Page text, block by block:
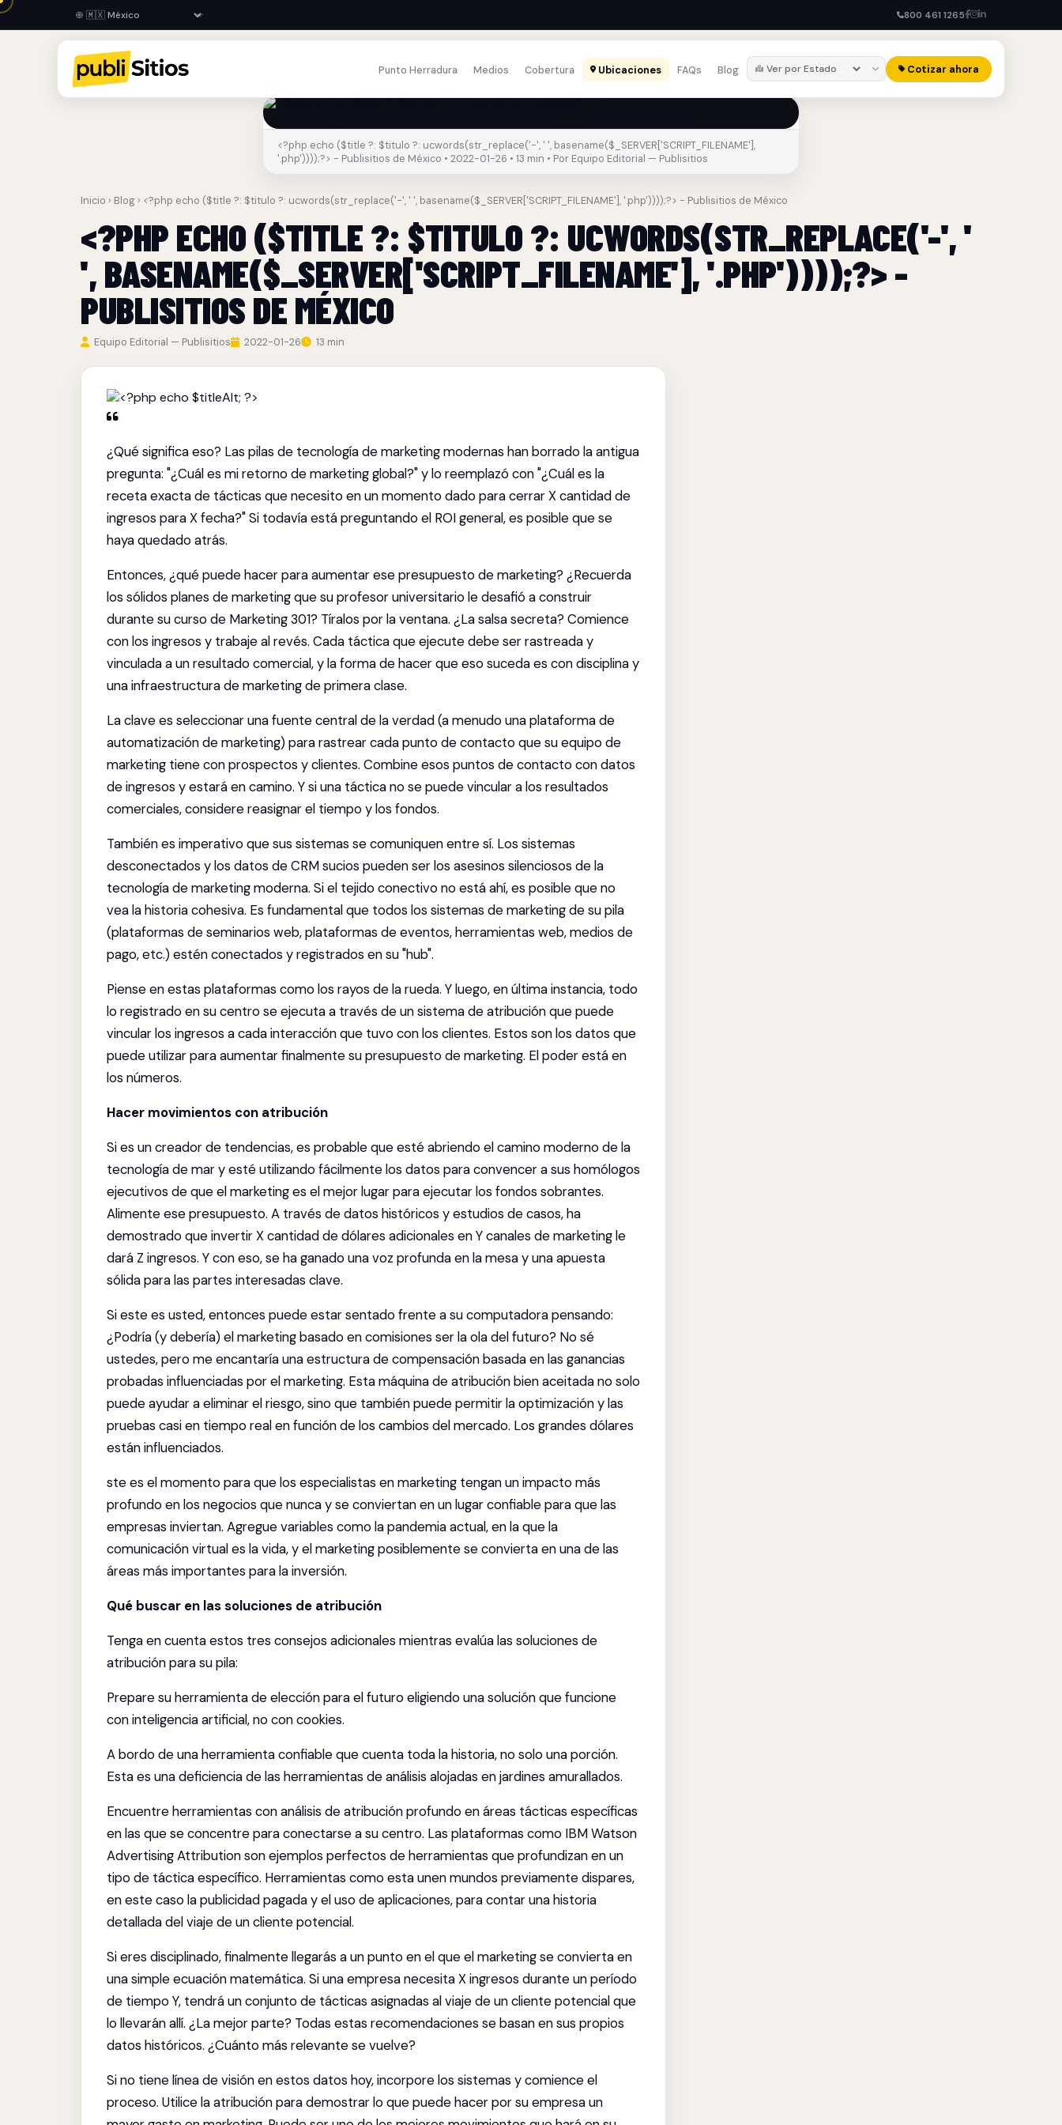
800 461 1265
Punto Herradura Medios Cobertura Ubicaciones FAQs Blog Cotizar ahora
<?php echo ($title ?: $titulo ?: ucwords(str_replace('-', ' ', basename($_SERVER['SCRIPT_FILENAME'],
'.php'))));?> - Publisitios de México • 2022-01-26 • 13 min • Por Equipo Editorial — Publisitios
Inicio › Blog › <?php echo ($title ?: $titulo ?: ucwords(str_replace('-', ' ', basename($_SERVER['SCRIPT_FILENAME'], '.php'))));?> - Publisitios de México
<?PHP ECHO ($TITLE ?: $TITULO ?: UCWORDS(STR_REPLACE('-', '
', BASENAME($_SERVER['SCRIPT_FILENAME'], '.PHP'))));?> -
PUBLISITIOS DE MÉXICO
Equipo Editorial — Publisitios 2022-01-26 13 min
¿Qué significa eso? Las pilas de tecnología de marketing modernas han borrado la antigua
pregunta: "¿Cuál es mi retorno de marketing global?" y lo reemplazó con "¿Cuál es la
receta exacta de tácticas que necesito en un momento dado para cerrar X cantidad de
ingresos para X fecha?" Si todavía está preguntando el ROI general, es posible que se
haya quedado atrás.
Entonces, ¿qué puede hacer para aumentar ese presupuesto de marketing? ¿Recuerda
los sólidos planes de marketing que su profesor universitario le desafió a construir
durante su curso de Marketing 301? Tíralos por la ventana. ¿La salsa secreta? Comience
con los ingresos y trabaje al revés. Cada táctica que ejecute debe ser rastreada y
vinculada a un resultado comercial, y la forma de hacer que eso suceda es con disciplina y
una infraestructura de marketing de primera clase.
La clave es seleccionar una fuente central de la verdad (a menudo una plataforma de
automatización de marketing) para rastrear cada punto de contacto que su equipo de
marketing tiene con prospectos y clientes. Combine esos puntos de contacto con datos
de ingresos y estará en camino. Y si una táctica no se puede vincular a los resultados
comerciales, considere reasignar el tiempo y los fondos.
También es imperativo que sus sistemas se comuniquen entre sí. Los sistemas
desconectados y los datos de CRM sucios pueden ser los asesinos silenciosos de la
tecnología de marketing moderna. Si el tejido conectivo no está ahí, es posible que no
vea la historia cohesiva. Es fundamental que todos los sistemas de marketing de su pila
(plataformas de seminarios web, plataformas de eventos, herramientas web, medios de
pago, etc.) estén conectados y registrados en su "hub".
Piense en estas plataformas como los rayos de la rueda. Y luego, en última instancia, todo
lo registrado en su centro se ejecuta a través de un sistema de atribución que puede
vincular los ingresos a cada interacción que tuvo con los clientes. Estos son los datos que
puede utilizar para aumentar finalmente su presupuesto de marketing. El poder está en
los números.
Hacer movimientos con atribución
Si es un creador de tendencias, es probable que esté abriendo el camino moderno de la
tecnología de mar y esté utilizando fácilmente los datos para convencer a sus homólogos
ejecutivos de que el marketing es el mejor lugar para ejecutar los fondos sobrantes.
Alimente ese presupuesto. A través de datos históricos y estudios de casos, ha
demostrado que invertir X cantidad de dólares adicionales en Y canales de marketing le
dará Z ingresos. Y con eso, se ha ganado una voz profunda en la mesa y una apuesta
sólida para las partes interesadas clave.
Si este es usted, entonces puede estar sentado frente a su computadora pensando:
¿Podría (y debería) el marketing basado en comisiones ser la ola del futuro? No sé
ustedes, pero me encantaría una estructura de compensación basada en las ganancias
probadas influenciadas por el marketing. Esta máquina de atribución bien aceitada no solo
puede ayudar a eliminar el riesgo, sino que también puede permitir la optimización y las
pruebas casi en tiempo real en función de los cambios del mercado. Los grandes dólares
están influenciados.
ste es el momento para que los especialistas en marketing tengan un impacto más
profundo en los negocios que nunca y se conviertan en un lugar confiable para que las
empresas inviertan. Agregue variables como la pandemia actual, en la que la
comunicación virtual es la vida, y el marketing posiblemente se convierta en una de las
áreas más importantes para la inversión.
Qué buscar en las soluciones de atribución
Tenga en cuenta estos tres consejos adicionales mientras evalúa las soluciones de
atribución para su pila:
Prepare su herramienta de elección para el futuro eligiendo una solución que funcione
con inteligencia artificial, no con cookies.
A bordo de una herramienta confiable que cuenta toda la historia, no solo una porción.
Esta es una deficiencia de las herramientas de análisis alojadas en jardines amurallados.
Encuentre herramientas con análisis de atribución profundo en áreas tácticas específicas
en las que se concentre para conectarse a su centro. Las plataformas como IBM Watson
Advertising Attribution son ejemplos perfectos de herramientas que profundizan en un
tipo de táctica específico. Herramientas como esta unen mundos previamente dispares,
en este caso la publicidad pagada y el uso de aplicaciones, para contar una historia
detallada del viaje de un cliente potencial.
Si eres disciplinado, finalmente llegarás a un punto en el que el marketing se convierta en
una simple ecuación matemática. Si una empresa necesita X ingresos durante un período
de tiempo Y, tendrá un conjunto de tácticas asignadas al viaje de un cliente potencial que
lo llevarán allí. ¿La mejor parte? Todas estas recomendaciones se basan en sus propios
datos históricos. ¿Cuánto más relevante se vuelve?
Si no tiene línea de visión en estos datos hoy, incorpore los sistemas y comience el
proceso. Utilice la atribución para demostrar lo que puede hacer por su empresa un